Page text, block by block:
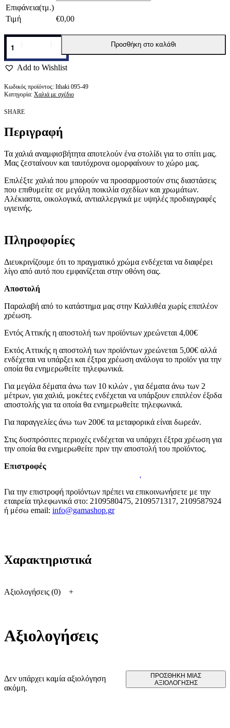
Επιφάνεια(τμ.)
Τιμή
€0,00
Προσθήκη στο καλάθι
Add to Wishlist
Ithaki 095-49
Κατηγορία: Χαλιά με σχέδιο
SHARE
Περιγραφή
Τα χαλιά αναμφισβήτητα αποτελούν ένα στολίδι για το σπίτι μας.
Μας ζεσταίνουν και ταυτόχρονα ομορφαίνουν το χώρο μας.
Επιλέξτε χαλιά που μπορούν να προσαρμοστούν στις διαστάσεις
που επιθυμείτε σε μεγάλη ποικιλία σχεδίων και χρωμάτων.
Αλέκιαστα, οικολογικά, αντιαλλεργικά με υψηλές προδιαγραφές
υγιεινής.
Πληροφορίες
Διευκρινίζουμε ότι το πραγματικό χρώμα ενδέχεται να διαφέρει
λίγο από αυτό που εμφανίζεται στην οθόνη σας.
Αποστολή
Παραλαβή από το κατάστημα μας στην Καλλιθέα χωρίς επιπλέον
χρέωση.
Εντός Αττικής η αποστολή των προϊόντων χρεώνεται 4,00€
Εκτός Αττικής η αποστολή των προϊόντων χρεώνεται 5,00€ αλλά
ενδέχεται να υπάρξει και έξτρα χρέωση ανάλογα το προϊόν για την
οποία θα ενημερωθείτε τηλεφωνικά.
Για μεγάλα δέματα άνω των 10 κιλών , για δέματα άνω των 2
μέτρων, για χαλιά, μοκέτες ενδέχεται να υπάρξουν επιπλέον έξοδα
αποστολής για τα οποία θα ενημερωθείτε τηλεφωνικά.
Για παραγγελίες άνω των 200€ τα μεταφορικά είναι δωρεάν.
Στις δυσπρόσιτες περιοχές ενδέχεται να υπάρχει έξτρα χρέωση για
την οποία θα ενημερωθείτε πριν την αποστολή του προϊόντος.
Επιστροφές
Για την επιστροφή προϊόντων πρέπει να επικοινωνήσετε με την
εταιρεία τηλεφωνικά στο: 2109580475, 2109571317, 2109587924
ή μέσω email: info@gamashop.gr
Χαρακτηριστικά
Αξιολογήσεις (0)
Αξιολογήσεις
Δεν υπάρχει καμία αξιολόγηση
ακόμη.
ΠΡΟΣΘΉΚΗ ΜΊΑΣ
ΑΞΙΟΛΌΓΗΣΗΣ